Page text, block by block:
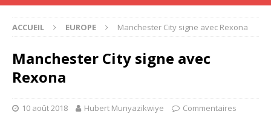
ACCUEIL EUROPE Manchester City signe avec Rexona
Manchester City signe avec
Rexona
10 août 2018 Hubert Munyazikwiye
Commentaires